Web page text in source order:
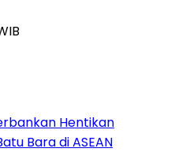
Hentikan
Bara di ASEAN